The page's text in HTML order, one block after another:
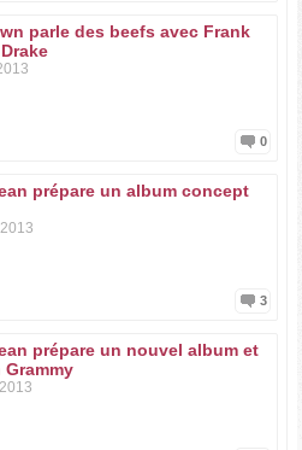
parle des beefs avec Frank
0
prépare un album concept
3
prépare un nouvel album et